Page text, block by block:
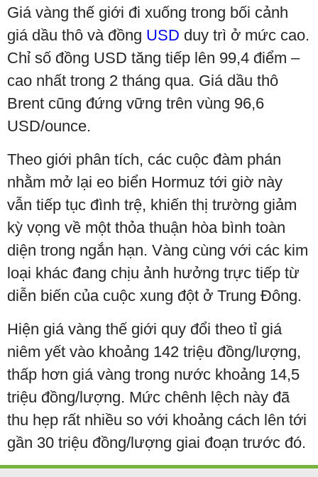
Giá vàng thế giới đi xuống trong bối cảnh
giá dầu thô và đồng USD duy trì ở mức cao.
Chỉ số đồng USD tăng tiếp lên 99,4 điểm –
cao nhất trong 2 tháng qua. Giá dầu thô
Brent cũng đứng vững trên vùng 96,6
USD/ounce.
Theo giới phân tích, các cuộc đàm phán
nhằm mở lại eo biển Hormuz tới giờ này
vẫn tiếp tục đình trệ, khiến thị trường giảm
kỳ vọng về một thỏa thuận hòa bình toàn
diện trong ngắn hạn. Vàng cùng với các kim
loại khác đang chịu ảnh hưởng trực tiếp từ
diễn biến của cuộc xung đột ở Trung Đông.
Hiện giá vàng thế giới quy đổi theo tỉ giá
niêm yết vào khoảng 142 triệu đồng/lượng,
thấp hơn giá vàng trong nước khoảng 14,5
triệu đồng/lượng. Mức chênh lệch này đã
thu hẹp rất nhiều so với khoảng cách lên tới
gần 30 triệu đồng/lượng giai đoạn trước đó.